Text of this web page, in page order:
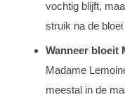
vochtig blijft,
struik na de
Wanneer bloeit
Madame
meestal in de